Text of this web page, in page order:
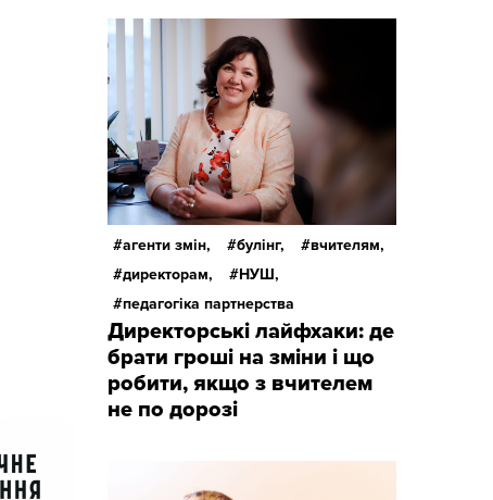
агенти змін, булінг,
вчителям,
директорам,
НУШ,
педагогіка партнерства
Директорські лайфхаки: де
брати гроші на зміни і що
робити, якщо з вчителем
не по дорозі